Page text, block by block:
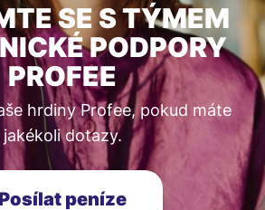
SE S TÝMEM
PODPORY
PROFEE
hrdiny Profee, pokud máte
jakékoli dotazy.
Posílat peníze